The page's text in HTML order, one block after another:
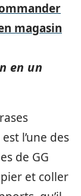
magasin
en un
l’une des
de GG
et coller